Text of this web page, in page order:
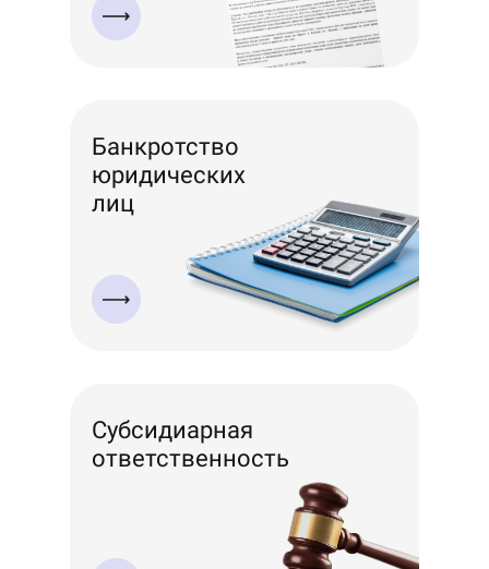
Банкротство
юридических
лиц
Субсидиарная
ответственность